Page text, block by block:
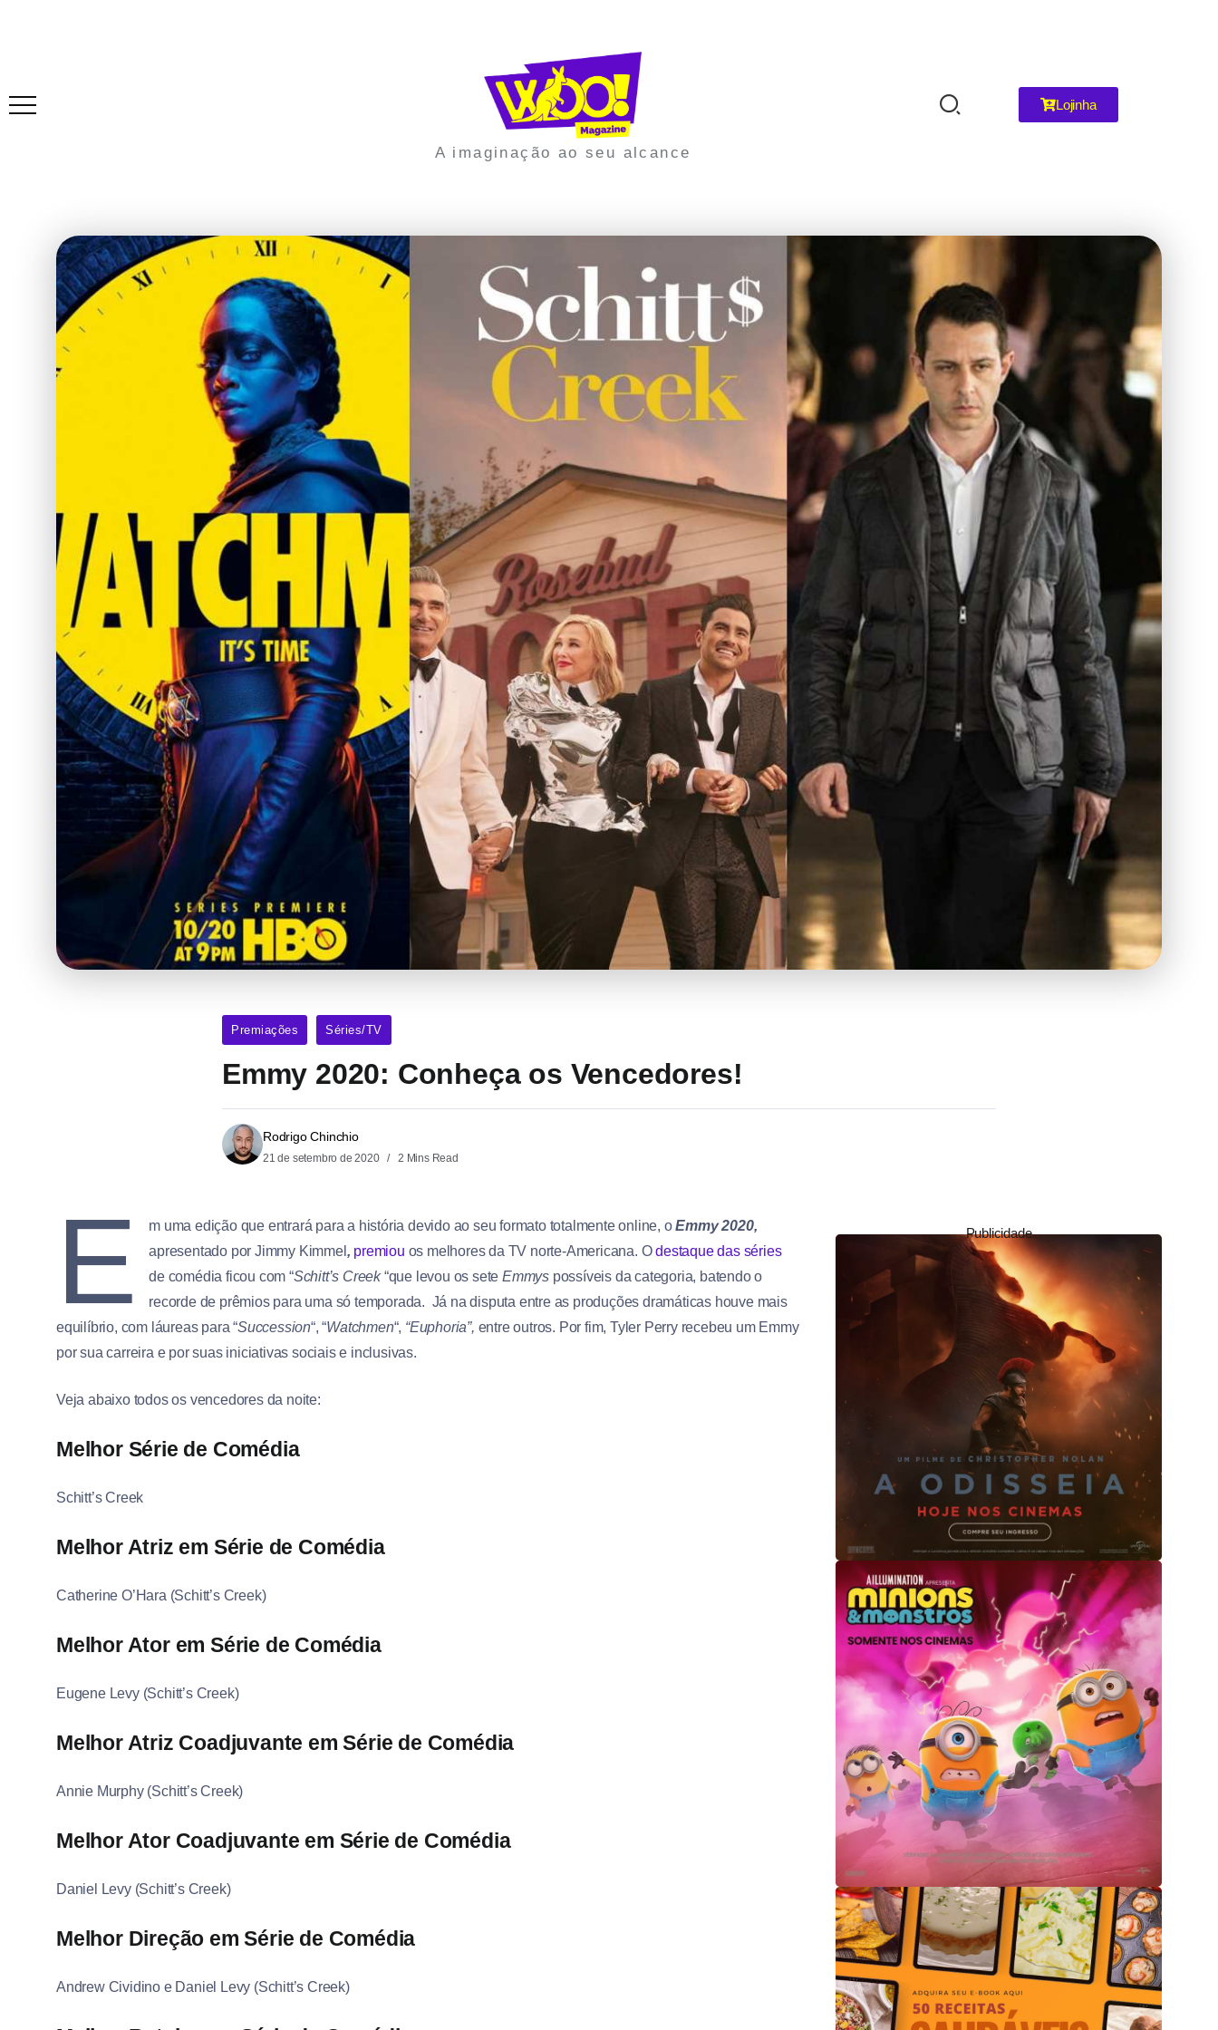
A imaginação ao seu alcance
Lojinha
Premiações Séries/TV
Emmy 2020: Conheça os Vencedores!
Rodrigo Chinchio
21 de setembro de 2020 2 Mins Read
E m uma edição que entrará para a história devido ao seu formato totalmente online, oEmmy 2020,
apresentado por Jimmy Kimmel , premiou os melhores da TV norte-Americana. Odestaque das séries
de comédia ficou com “Schitt’s Creek“que levou os seteEmmys possíveis da categoria, batendo o
recorde de prêmios para uma só temporada. Já na disputa entre as produções dramáticas houve mais
equilíbrio, com láureas para “Succession“, “Watchmen“, “Euphoria”, entre outros. Por fim, Tyler Perry recebeu um Emmy
por sua carreira e por suas iniciativas sociais e inclusivas.
Veja abaixo todos os vencedores da noite:
Melhor Série de Comédia
Schitt’s Creek
Melhor Atriz em Série de Comédia
Catherine O’Hara (Schitt’s Creek)
Melhor Ator em Série de Comédia
Eugene Levy (Schitt’s Creek)
Melhor Atriz Coadjuvante em Série de Comédia
Annie Murphy (Schitt’s Creek)
Melhor Ator Coadjuvante em Série de Comédia
Daniel Levy (Schitt’s Creek)
Melhor Direção em Série de Comédia
Andrew Cividino e Daniel Levy (Schitt’s Creek)
Publicidade